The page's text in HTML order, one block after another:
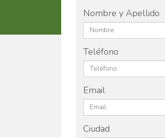
Nombre y Apellido
Teléfono
Email
Ciudad